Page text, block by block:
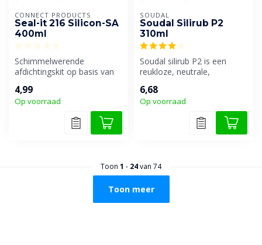
CONNECT PRODUCTS
Seal-it 216 Silicon-SA
400ml
Schimmelwerende
afdichtingskit op basis van
geschikt voor...
4,99
Op voorraad
SOUDAL
Soudal Silirub P2
310ml
Soudal silirub P2 is een
reukloze, neutrale,
één-com...
6,68
Op voorraad
Toon 1 - 24van 74
Toon meer